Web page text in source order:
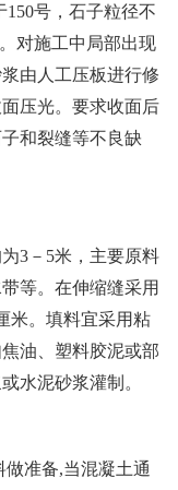
号，石子粒径不
对施工中局部出现
由人工压板进行修
压光。要求收面后
和裂缝等不良缺
3－5米，主要原料
等。在伸缩缝采用
米。填料宜采用粘
油、塑料胶泥或部
水泥砂浆灌制。
准备,当混凝土通